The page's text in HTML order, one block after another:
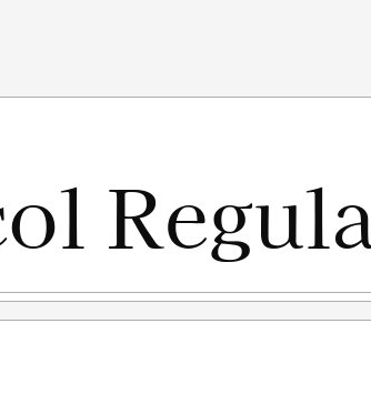
Agensi Desain Grafis, Percetakan, Distro
link ini :
menggunakan atau memanfaatkan font ini
Film, Video, Motion Graphics, Youtube, Desain
Digital) atau Media apapun dengan tujuan